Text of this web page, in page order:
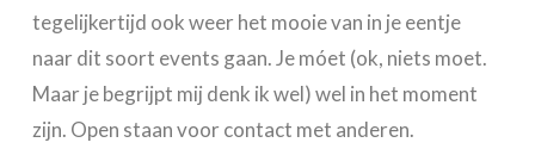
tegelijkertijd ook weer het mooie van in je eentje
naar dit soort events gaan. Je móet (ok, niets moet.
Maar je begrijpt mij denk ik wel) wel in het moment
zijn. Open staan voor contact met anderen.